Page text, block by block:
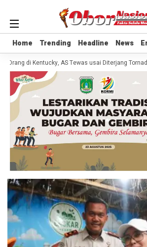
Home Trending Headline News
Home Trending Headline News
Orang di Kentucky, AS Tewas usai Diterjang